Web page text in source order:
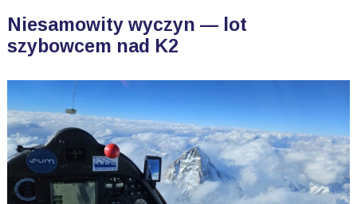
Niesamowity wyczyn — lot
szybowcem nad K2